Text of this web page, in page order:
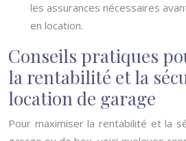
les assurances nécessaires
en location.
Conseils pratiques
la rentabilité et la
location de garage
Pour maximiser la rentabilité et la